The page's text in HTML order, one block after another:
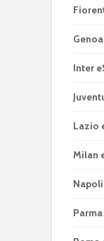
Inter
Lazio
Milan